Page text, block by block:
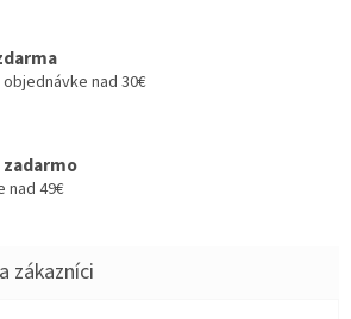
nad 30€
zadarmo
nad 49€